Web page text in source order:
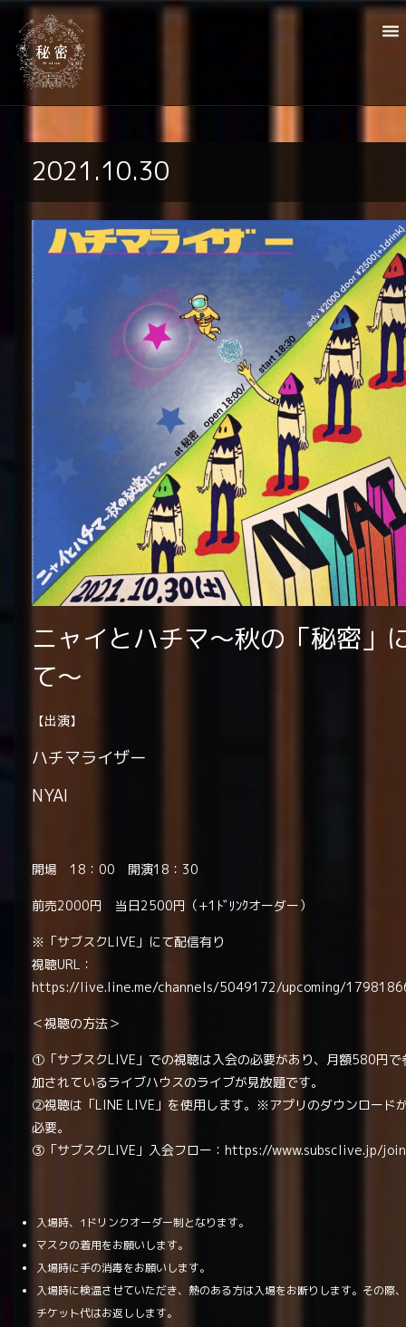
2021.10.30
ニャイとハチマ～秋の「秘密」
て～
【出演】
ハチマライザー
NYAI
開場 18：00 開演18：30
前売2000円 当日2500円（+1ﾄﾞﾘﾝｸオーダー）
※「サブスクLIVE」にて配信有り
視聴URL：
https://live.line.me/channels/5049172/upcoming/
＜視聴の方法＞
①「サブスクLIVE」での視聴は入会の必要があり、月額580円で
加されているライブハウスのライブが見放題です。
②視聴は「LINE LIVE」を使用します。※アプリのダウンロード
必要。
③「サブスクLIVE」入会フロー：https://www.subsclive.jp/join
入場時、1ドリンクオーダー制となります。
マスクの着用をお願いします。
入場時に手の消毒をお願いします。
入場時に検温させていただき、熱のある方は入場をお断りします。その際、
チケット代はお返しします。